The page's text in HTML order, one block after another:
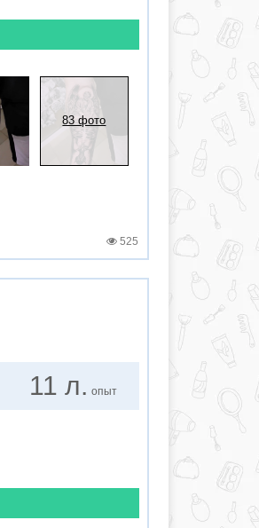
83 фото
525
11 л. опыт